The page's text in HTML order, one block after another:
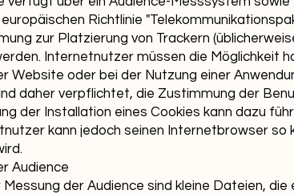
Richtlinie
zur Platzierung von Trackern
Internetnutzer müssen die Möglichkeit
Website oder bei der Nutzung einer
daher verpflichtet, die Zustimmung der
der Installation eines Cookies kann dazu
kann jedoch seinen Internetbrowser so
Audience
Messung der Audience sind kleine Dateien,